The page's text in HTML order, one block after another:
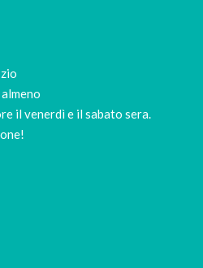
il venerdì e il sabato sera.